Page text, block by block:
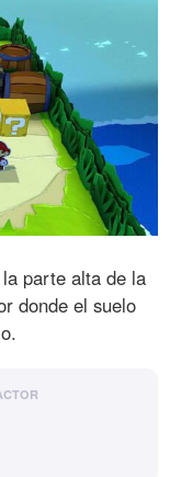
parte alta de la
donde el suelo